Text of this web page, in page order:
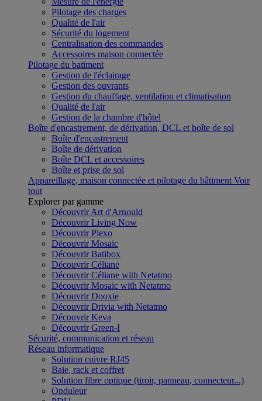
Pilotage des charges
Qualité de l'air
Sécurité du logement
Centralisation des commandes
Accessoires maison connectée
Pilotage du batiment
Gestion de l'éclairage
Gestion des ouvrants
Gestion du chauffage, ventilation et climatisation
Qualité de l'air
Gestion de la chambre d'hôtel
Boîte d'encastrement, de dérivation, DCL et boîte de sol
Boîte d'encastrement
Boîte de dérivation
Boîte DCL et accessoires
Boîte et prise de sol
Appareillage, maison connectée et pilotage du bâtiment Voir
tout
Explorer par gamme
Découvrir Art d'Arnould
Découvrir Living Now
Découvrir Plexo
Découvrir Mosaic
Découvrir Batibox
Découvrir Céliane
Découvrir Céliane with Netatmo
Découvrir Mosaic with Netatmo
Découvrir Dooxie
Découvrir Drivia with Netatmo
Découvrir Keva
Découvrir Green-I
Sécurité, communication et réseau
Réseau informatique
Solution cuivre RJ45
Baie, rack et coffret
Solution fibre optique (tiroir, panneau, connecteur...)
Onduleur